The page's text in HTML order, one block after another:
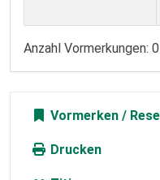
Anzahl Vormerkungen: 0
Vormerken
Drucken